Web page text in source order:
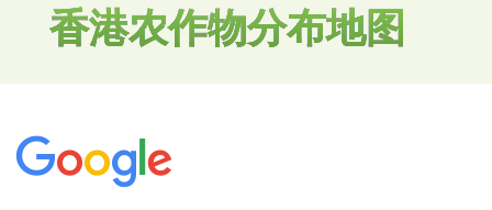
香港农作物分布地图